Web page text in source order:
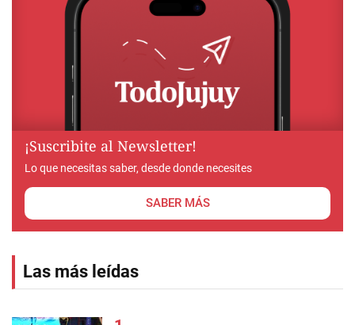
¡Suscribite al Newsletter!
Lo que necesitas saber, desde donde necesites
SABER MÁS
Las más leídas